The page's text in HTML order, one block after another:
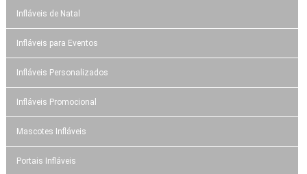
Infláveis de Natal
Infláveis para Eventos
Infláveis Personalizados
Infláveis Promocional
Mascotes Infláveis
Portais Infláveis